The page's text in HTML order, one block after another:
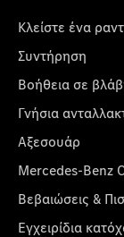
Κλείστε ένα
Συντήρηση
Βοήθεια σε
Γνήσια
Αξεσουάρ
Mercedes-Benz
Βεβαιώσεις &
Εγχειρίδια